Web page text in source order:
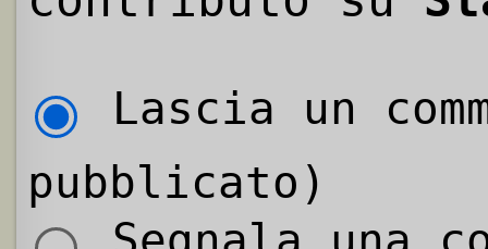
Lascia un
pubblicato)